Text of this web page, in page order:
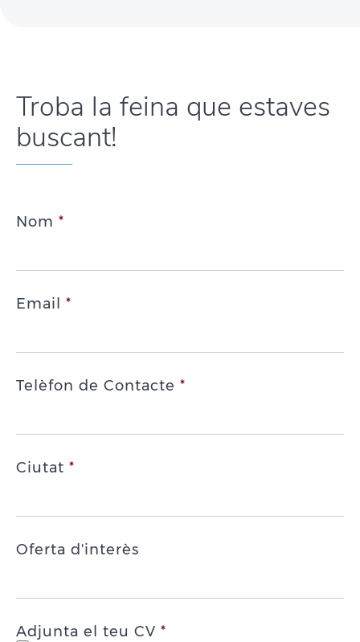
Troba la feina que estaves
buscant!
Nom *
Email *
Telèfon de Contacte *
Ciutat *
Oferta d'interès
Adjunta el teu CV *